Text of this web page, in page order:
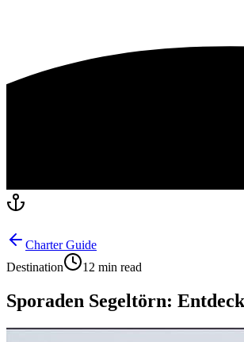
Charter Guide
Destination
12 min read
Sporaden Segeltörn: